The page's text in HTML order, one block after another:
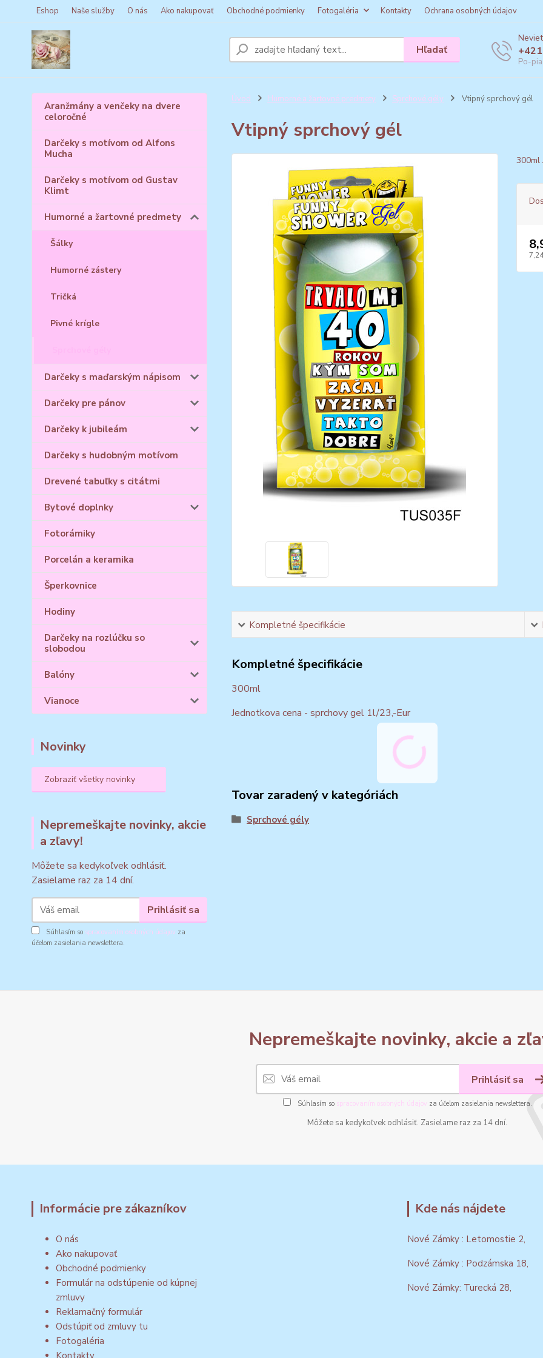
Eshop Naše služby O nás Ako nakupovať Obchodné podmienky Fotogaléria Kontakty Ochrana osobných údajov
Hľadať
Po-
Aranžmány a venčeky na dvere
celoročné
Darčeky s motívom od Alfons
Mucha
Darčeky s motívom od Gustav
Klimt
Humorné a žartovné predmety
Šálky
Humorné zástery
Tričká
Pivné krígle
Darčeky s maďarským nápisom
Darčeky pre pánov
Darčeky k jubileám
Darčeky s hudobným motívom
Drevené tabuľky s citátmi
Bytové doplnky
Fotorámiky
Porcelán a keramika
Šperkovnice
Hodiny
Darčeky na rozlúčku so
slobodou
Balóny
Vianoce
Novinky
Zobraziť všetky novinky
Nepremeškajte novinky, akcie
a zľavy!
Môžete sa kedykoľvek odhlásiť.
Zasielame raz za 14 dní.
Prihlásiť sa
Súhlasím so spracovaním osobných údajov za
účelom zasielania newslettera.
Úvod Humorné a žartovné predmety Sprchové gély Vtipný sprchový gél
Vtipný sprchový gél
300ml
Kompletné špecifikácie
Kompletné špecifikácie
300ml
Jednotkova cena - sprchovy gel 1l/23,-Eur
Tovar zaradený v kategóriách
Sprchové gély
Nepremeškajte novinky, akcie a
Prihlásiť sa
Súhlasím so spracovaním osobných údajov za účelom zasielania newslettera.
Môžete sa kedykoľvek odhlásiť. Zasielame raz za 14 dní.
Informácie pre zákazníkov
O nás
Ako nakupovať
Obchodné podmienky
Formulár na odstúpenie od kúpnej
zmluvy
Reklamačný formulár
Odstúpiť od zmluvy tu
Fotogaléria
Kontakty
Kde nás nájdete
Nové Zámky : Letomostie 2,
Nové Zámky : Podzámska 18,
Nové Zámky: Turecká 28,